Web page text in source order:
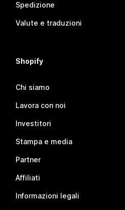
Spedizione
Valute e traduzioni
Shopify
Chi siamo
Lavora con noi
Investitori
Stampa e media
Partner
Affiliati
Informazioni legali